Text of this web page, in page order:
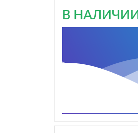
В НАЛИЧИИ